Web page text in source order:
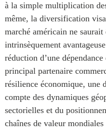
à la simple multiplication
même, la diversification
marché américain ne
intrinsèquement
réduction d’une
principal partenaire
résilience économique, une
compte des dynamiques
sectorielles et du
chaînes de valeur